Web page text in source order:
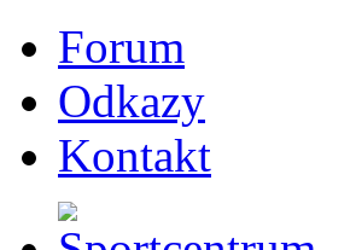
Forum
Odkazy
Kontakt